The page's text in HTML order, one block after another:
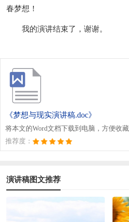
春梦想！
我的演讲结束了，谢谢。
《梦想与现实演讲稿.doc》
将本文的Word文档下载到电脑，方便收
推荐度：
演讲稿图文推荐